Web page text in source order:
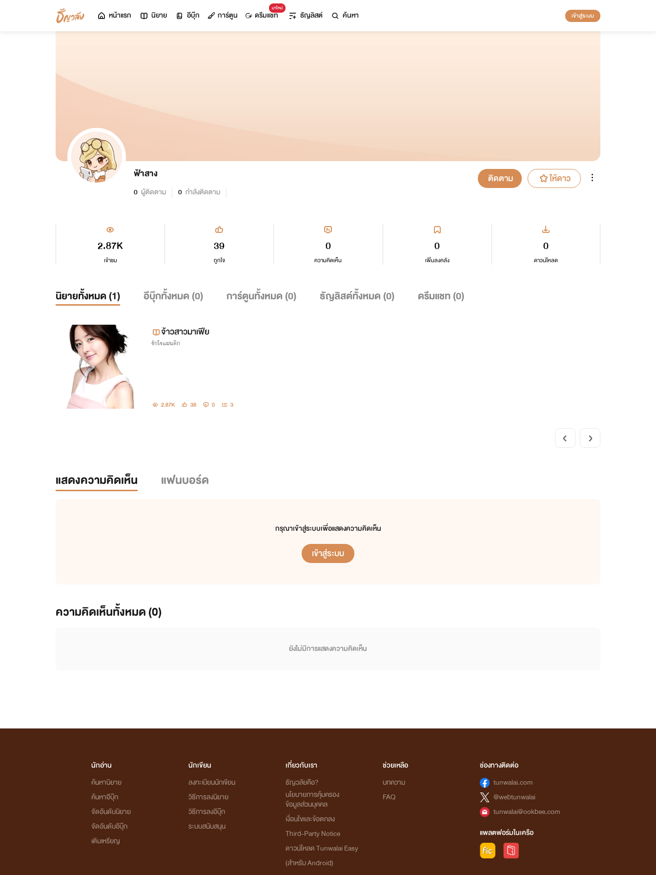
หน้าแรก นิยาย อีบุ๊ก การ์ตูน
มาใหม่
ดรีมแชท ธัญลิสต์ ค้นหา เข้าสู่ระบบ
ฟ้าสาง
0 ผู้ติดตาม 0 กำลังติดตาม
ติดตาม ให้ดาว
2.87K
เข้าชม
0
เพิ่มลงคลัง
39
ถูกใจ
0
ดาวน์โหลด
0
ความคิดเห็น
นิยายทั้งหมด (1) อีบุ๊กทั้งหมด (0) การ์ตูนทั้งหมด (0) ธัญลิสต์ทั้งหมด (0) ดรีมแชท (0)
จ้าวสาวมาเฟีย
รักโรแมนติก
2.87K 38 0 3
แสดงความคิดเห็น แฟนบอร์ด
กรุณาเข้าสู่ระบบเพื่อแสดงความคิดเห็น
เข้าสู่ระบบ
ความคิดเห็นทั้งหมด (0)
ยังไม่มีการแสดงความคิดเห็น
นักอ่าน
ค้นหานิยาย
ค้นหาอีบุ๊ก
จัดอันดับนิยาย
จัดอันดับอีบุ๊ก
เติมเหรียญ
นักเขียน
ลงทะเบียนนักเขียน
วิธีการลงนิยาย
วิธีการลงอีบุ๊ก
ระบบสนับสนุน
เกี่ยวกับเรา
ธัญวลัยคือ?
นโยบายการคุ้มครอง
ข้อมูลส่วนบุคคล
เงื่อนไขและข้อตกลง
Third-Party Notice
ดาวน์โหลด Tunwalai Easy
(สำหรับ Android)
ช่วยเหลือ
บทความ
FAQ
ช่องทางติดต่อ
tunwalai.com
@webtunwalai
tunwalai@ookbee.com
แพลตฟอร์มในเครือ